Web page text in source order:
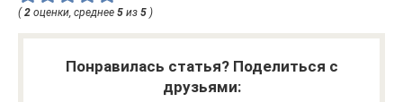
( 2 оценки, среднее 5 из 5 )
Понравилась статья? Поделиться с
друзьями: